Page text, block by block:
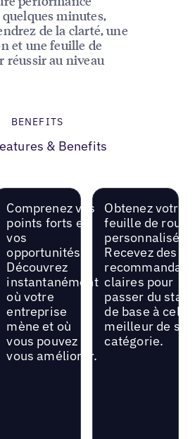
minutes,
de la clarté, une
et une feuille de
réussir au niveau
BENEFITS
& Benefits
Comprenez vos
points forts et
vos
opportunités.
Découvrez
instantanément
où votre
entreprise
mène et où
vous pouvez
vous améliorer.
Obtenez votre
feuille de route
personnalisée.
Recevez des
claires pour
passer du
de base à celui
meilleur de sa
catégorie.